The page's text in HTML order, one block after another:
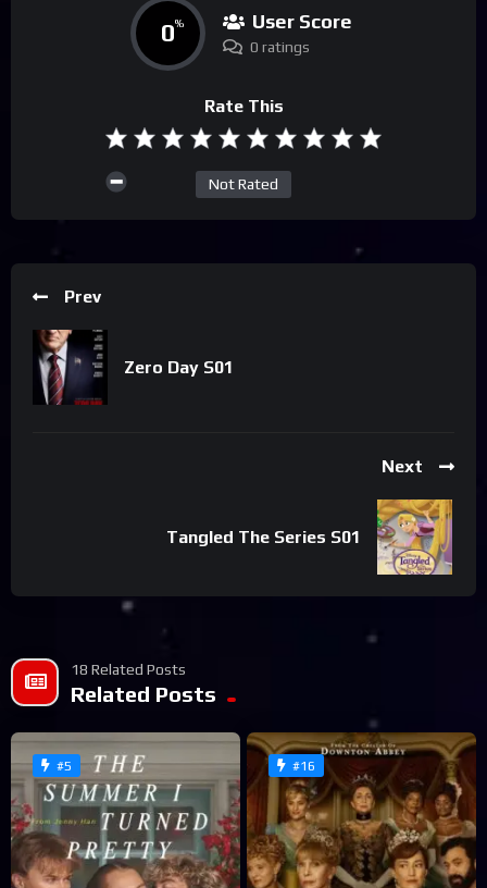
découvre qu’un tueur en série laisse des messages à son
intention sur les corps de ses victimes. L’enquête la mènera
sur les lieux de son enfance là où est enfoui le plus sombre
0% User Score
0 ratings
Rate This
Not Rated
Prev
Zero Day S01
Next
Tangled The Series S01
18 Related Posts
Related Posts
#5 #16